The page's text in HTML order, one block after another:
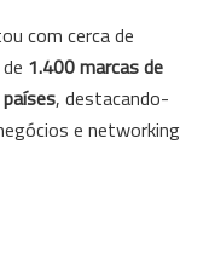
com cerca de
1.400 marcas de
, destacando-
e networking